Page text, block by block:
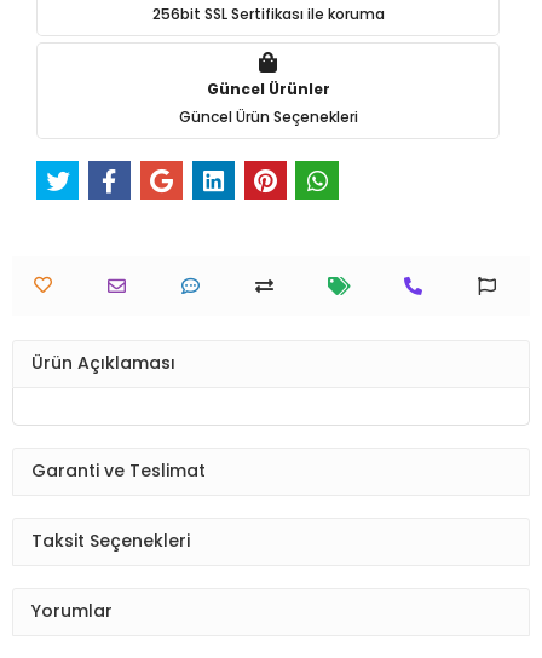
256bit SSL Sertifikası ile koruma
Güncel Ürünler
Güncel Ürün Seçenekleri
Ürün Açıklaması
Garanti ve Teslimat
Taksit Seçenekleri
Yorumlar